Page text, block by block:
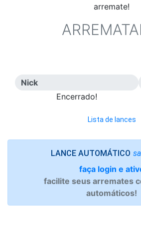
arremate!
Nick
Encerrado!
Lista de lances
LANCE AUTOMÁTICO
faça login e
facilite seus arremates
automáticos!